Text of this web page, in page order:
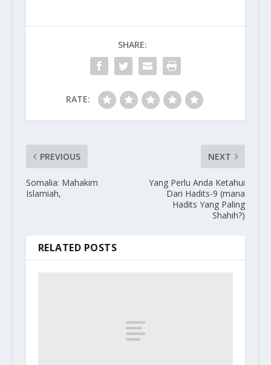
SHARE:
RATE:
PREVIOUS
Somalia: Mahakim
Islamiah,
NEXT
Yang Perlu Anda Ketahui
Dari Hadits-9 (mana
Hadits Yang Paling
Shahih?)
RELATED POSTS